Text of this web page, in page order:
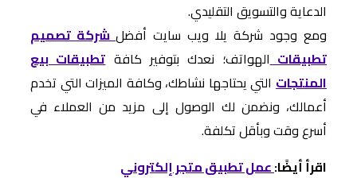
الدعاية والتسويق التقليدي.
ومع وجود شركة يلا ويب سايت أفضلشركة تصميم
تطبيقاتالهواتف؛ نعدك بتوفير كافةتطبيقات بيع
المنتجات التي يحتاجها نشاطك، وكافة الميزات التي تخدم
أعمالك، ونضمن لك الوصول إلى مزيد من العملاء في
أسرع وقت وبأقل تكلفة.
اقرأ أيضًا:عمل تطبيق متجر إلكتروني